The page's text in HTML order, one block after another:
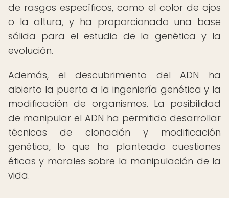
de rasgos específicos, como el color de ojos
o la altura, y ha proporcionado una base
sólida para el estudio de la genética y la
evolución.
Además, el descubrimiento del ADN ha
abierto la puerta a la ingeniería genética y la
modificación de organismos. La posibilidad
de manipular el ADN ha permitido desarrollar
técnicas de clonación y modificación
genética, lo que ha planteado cuestiones
éticas y morales sobre la manipulación de la
vida.